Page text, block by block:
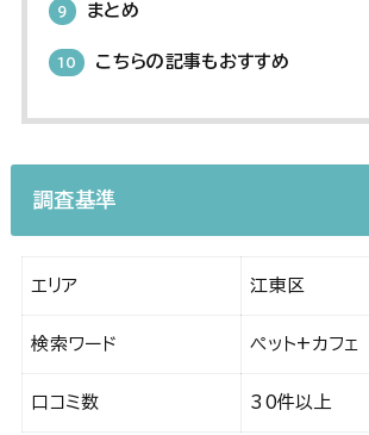
9 まとめ
10 こちらの記事もおすすめ
調査基準
エリア 江東区
検索ワード ペット+カフェ
口コミ数 30件以上